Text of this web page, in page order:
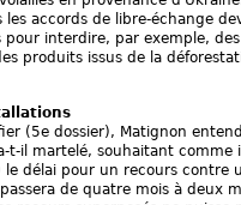
les accords de libre-échange
interdire, par exemple,
produits issus de la
(5e dossier), Matignon
t-il martelé, souhaitant comme
délai pour un recours contre
de quatre mois à deux